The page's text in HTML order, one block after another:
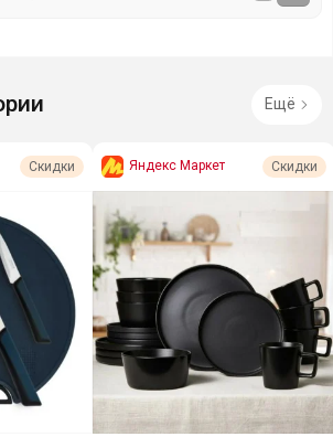
Ещё
Скидки Яндекс Маркет Скидки